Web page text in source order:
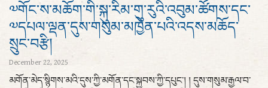
༧གོང་ས་མཆོག་གི་སྐུ་རིམ་གུ་རུའི་འབུམ་ཚོགས་དང་
༧དཔལ་ལྡན་དུས་གསུམ་མཁྱེན་པའི་འདས་མཆོད་
སྲུང་བརྩི།
December 22, 2025
མགོན་མེད་སྙིགས་མའི་དུས་ཀྱི་མགོན་དང་སྐྱབས་ཀྱི་དཔུང་། ། དུས་གསུམ་རྒྱལ་བ་